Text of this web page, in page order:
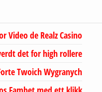
Video de Realz Casino
verdt det for high rollere?
Twoich Wygranych